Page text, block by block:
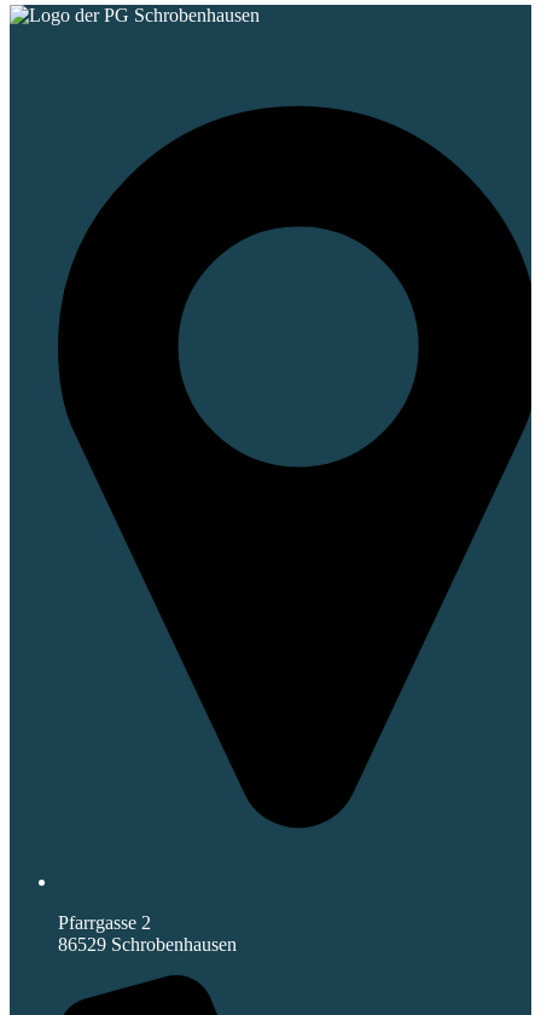
Pfarrgasse 2
86529 Schrobenhausen